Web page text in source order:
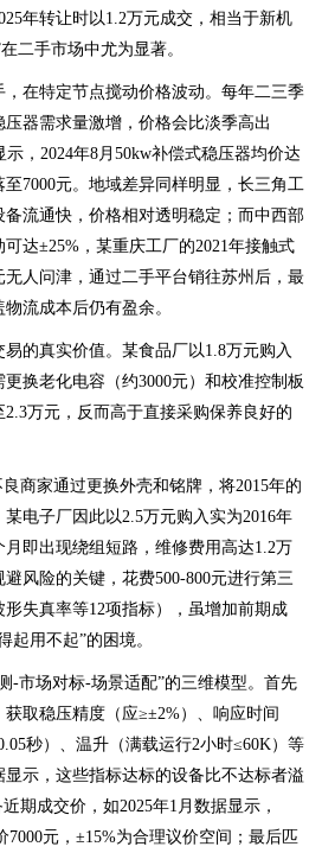
年转让时以1.2万元成交，相当于新机
二手市场中尤为显著。
在特定节点搅动价格波动。每年二三季
器需求量激增，价格会比淡季高出
示，2024年8月50kw补偿式稳压器均价达
至7000元。地域差异同样明显，长三角工
流通快，价格相对透明稳定；而中西部
达±25%，某重庆工厂的2021年接触式
无人问津，通过二手平台销往苏州后，最
流成本后仍有盈余。
的真实价值。某食品厂以1.8万元购入
换老化电容（约3000元）和校准控制板
2.3万元，反而高于直接采购保养良好的
商家通过更换外壳和铭牌，将2015年的
电子厂因此以2.5万元购入实为2016年
即出现绕组短路，维修费用高达1.2万
风险的关键，花费500-800元进行第三
失真率等12项指标），虽增加前期成
起用不起”的困境。
-市场对标-场景适配”的三维模型。首先
取稳压精度（应≥±2%）、响应时间
秒）、温升（满载运行2小时≤60K）等
示，这些指标达标的设备比不达标者溢
期成交价，如2025年1月数据显示，
7000元，±15%为合理议价空间；最后匹